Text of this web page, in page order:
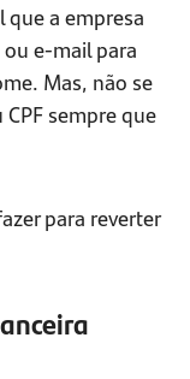
que a empresa
e-mail para
Mas, não se
sempre que
para reverter